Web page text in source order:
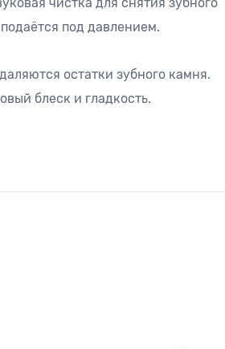
под давлением.
остатки зубного камня.
блеск и гладкость.